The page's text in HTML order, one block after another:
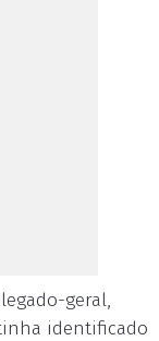
geral,
identificado